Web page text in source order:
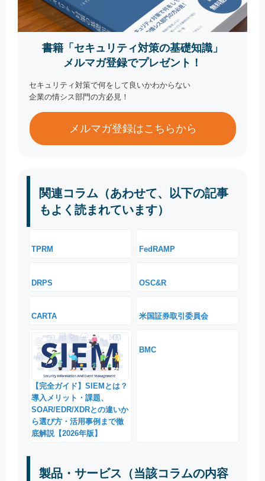
書籍「セキュリティ対策の基礎知識」
メルマガ登録でプレゼント！
セキュリティ対策で何をして良いかわからない
企業の情シス部門の方必見！
メルマガ登録はこちらから
関連コラム（あわせて、以下の記事
もよく読まれています）
TPRM FedRAMP
DRPS OSC&R
CARTA 米国証券取引委員会
【完全ガイド】SIEMとは？
導入メリット・課題、
SOAR/EDR/XDRとの違いか
ら選び方・活用事例まで徹
底解説【2026年版】
BMC
製品・サービス（当該コラムの内容